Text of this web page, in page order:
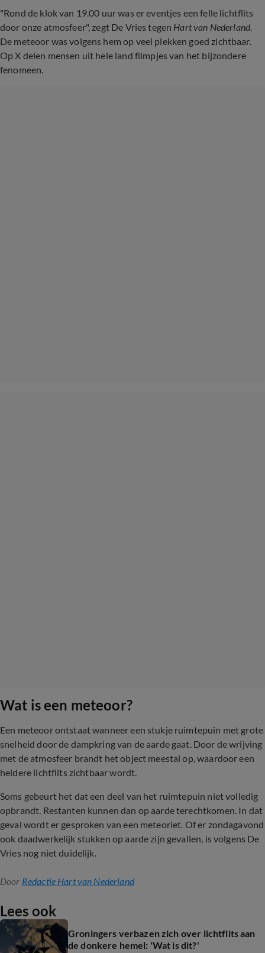
"Rond de klok van 19.00 uur was er eventjes een felle lichtflits
door onze atmosfeer", zegt De Vries tegen Hart van Nederland.
De meteoor was volgens hem op veel plekken goed zichtbaar.
Op X delen mensen uit hele land filmpjes van het bijzondere
fenomeen.
Wat is een meteoor?
Een meteoor ontstaat wanneer een stukje ruimtepuin met grote
snelheid door de dampkring van de aarde gaat. Door de wrijving
met de atmosfeer brandt het object meestal op, waardoor een
heldere lichtflits zichtbaar wordt.
Soms gebeurt het dat een deel van het ruimtepuin niet volledig
opbrandt. Restanten kunnen dan op aarde terechtkomen. In dat
geval wordt er gesproken van een meteoriet. Of er zondagavond
ook daadwerkelijk stukken op aarde zijn gevallen, is volgens De
Vries nog niet duidelijk.
Door Redactie Hart van Nederland
Lees ook
Groningers verbazen zich over lichtflits aan
de donkere hemel: 'Wat is dit?'